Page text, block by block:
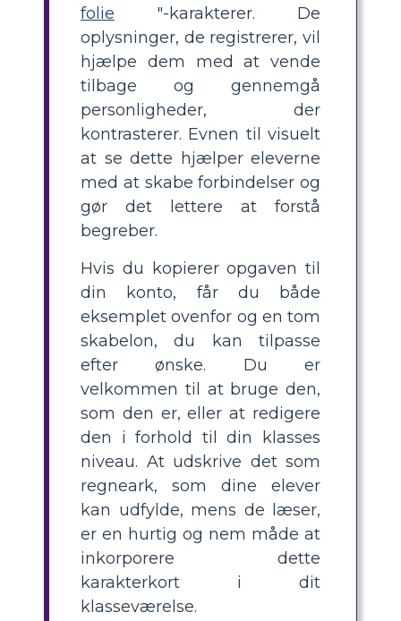
folie "-karakterer. De
oplysninger, de registrerer, vil
hjælpe dem med at vende
tilbage og gennemgå
personligheder, der
kontrasterer. Evnen til visuelt
at se dette hjælper eleverne
med at skabe forbindelser og
gør det lettere at forstå
begreber.
Hvis du kopierer opgaven til
din konto, får du både
eksemplet ovenfor og en tom
skabelon, du kan tilpasse
efter ønske. Du er
velkommen til at bruge den,
som den er, eller at redigere
den i forhold til din klasses
niveau. At udskrive det som
regneark, som dine elever
kan udfylde, mens de læser,
er en hurtig og nem måde at
inkorporere dette
karakterkort i dit
klasseværelse.